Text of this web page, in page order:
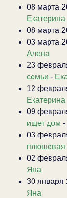
08 марта
Екатерина
08 марта
03 марта
Алена
23
семьи -
12
Екатерина
09
ищет дом -
03
плюшевая
02
Яна
30 января
Яна